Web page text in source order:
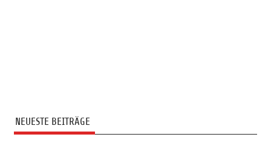
NEUESTE BEITRÄGE